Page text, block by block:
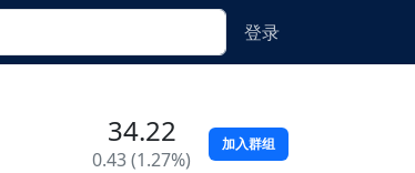
登录
34.22
0.43 (1.27%)
加入群组